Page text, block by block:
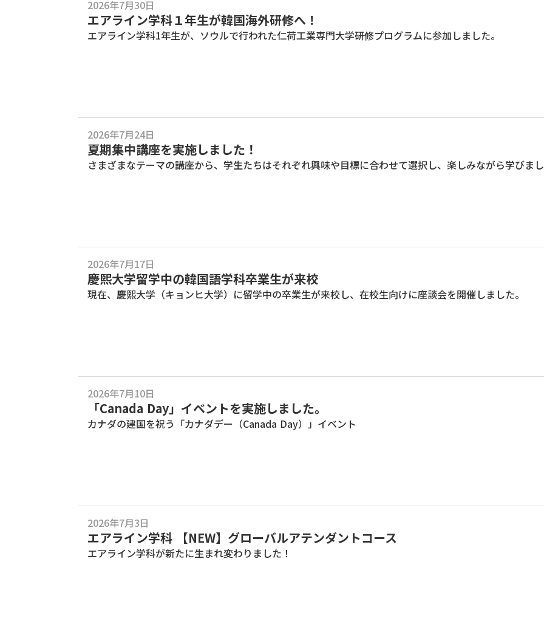
2026年7月30日
エアライン学科１年生が韓国海外研修へ！
エアライン学科1年生が、ソウルで行われた仁荷工業専門大学研修プログラムに参加しました。
2026年7月24日
夏期集中講座を実施しました！
さまざまなテーマの講座から、学生たちはそれぞれ興味や目標に合わせて選択し、楽しみながら学びま
2026年7月17日
慶熙大学留学中の韓国語学科卒業生が来校
現在、慶熙大学（キョンヒ大学）に留学中の卒業生が来校し、在校生向けに座談会を開催しました。
2026年7月10日
「Canada Day」イベントを実施しました。
カナダの建国を祝う「カナダデー（Canada Day）」イベント
2026年7月3日
エアライン学科 【NEW】グローバルアテンダントコース
エアライン学科が新たに生まれ変わりました！